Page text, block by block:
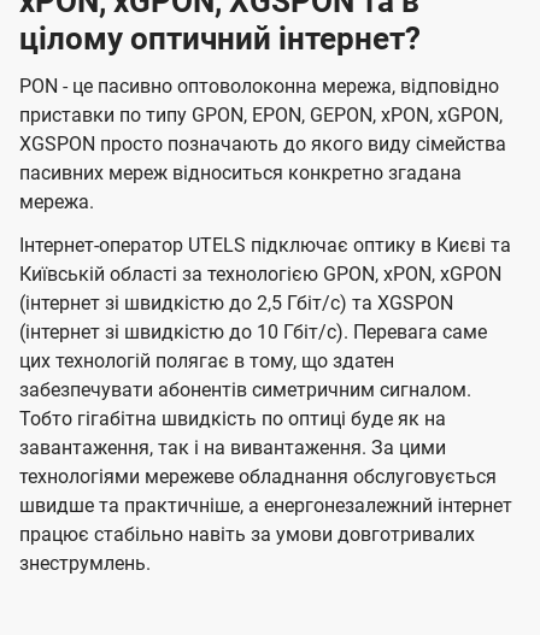
цілому оптичний інтернет?
PON - це пасивно оптоволоконна мережа, відповідно
приставки по типу GPON, EPON, GEPON, xPON, xGPON,
XGSPON просто позначають до якого виду сімейства
пасивних мереж відноситься конкретно згадана
мережа.
Інтернет-оператор UTELS підключає оптику в Києві та
Київській області за технологією GPON, xPON, xGPON
(інтернет зі швидкістю до 2,5 Гбіт/с) та XGSPON
(інтернет зі швидкістю до 10 Гбіт/с). Перевага саме
цих технологій полягає в тому, що здатен
забезпечувати абонентів симетричним сигналом.
Тобто гігабітна швидкість по оптиці буде як на
завантаження, так і на вивантаження. За цими
технологіями мережеве обладнання обслуговується
швидше та практичніше, а енергонезалежний інтернет
працює стабільно навіть за умови довготривалих
знеструмлень.